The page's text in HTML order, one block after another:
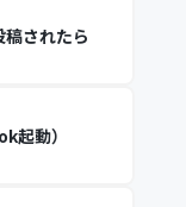
されたら
起動）